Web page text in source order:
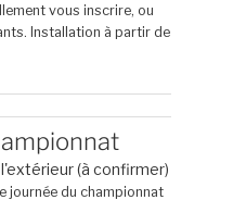
vous inscrire, ou
Installation à partir de
(à confirmer)
journée du championnat